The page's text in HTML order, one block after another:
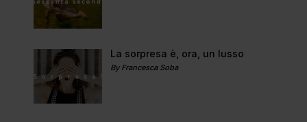
La sorpresa è, ora, un lusso
By Francesca Soba